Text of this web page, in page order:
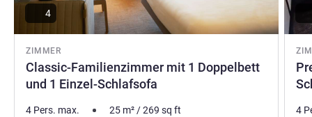
ZIMMER
Classic-Familienzimmer mit 1 Doppelbett
und 1 Einzel-Schlafsofa
4
4 Pers. max. 25 m²/269 sq ft 4